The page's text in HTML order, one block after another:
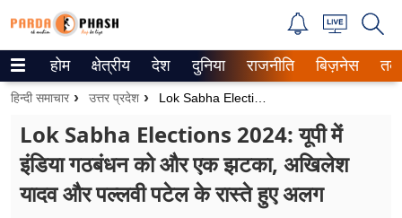
Trending on Google News
वेब स्टोरीज
उत्तर प्रदेश
होम क्षेत्रीय देश दुनिया राजनीति बिज़नेस
हिन्दी समाचार उत्तर प्रदेश
Lok Sabha Elections 2024: यूपी में
इंडिया गठबंधन को और एक झटका, अखिलेश
यादव और पल्लवी पटेल के रास्ते हुए अलग